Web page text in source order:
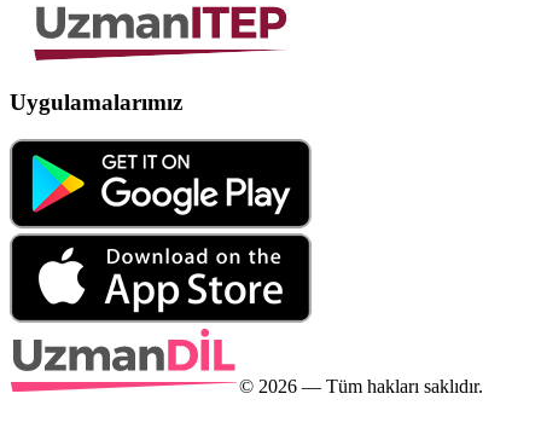
Uygulamalarımız
© 2026 — Tüm hakları saklıdır.